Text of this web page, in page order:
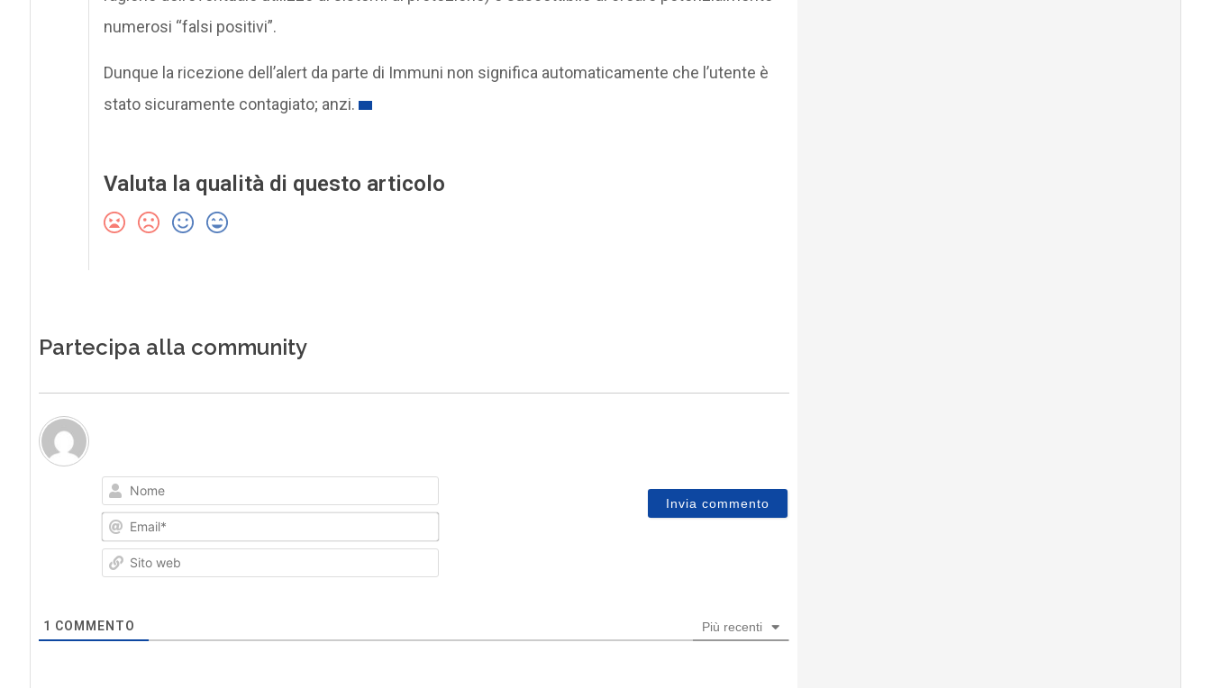
numerosi “falsi positivi”.
Dunque la ricezione dell’alert da parte di Immuni non significa automaticamente che l’utente è
stato sicuramente contagiato; anzi.
Valuta la qualità di questo articolo
Partecipa alla community
Nome
Email*
Sito
1 COMMENTO Più recenti